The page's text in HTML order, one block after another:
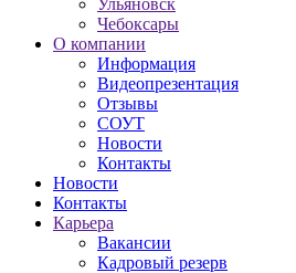
Ульяновск
Чебоксары
О компании
Информация
Видеопрезентация
Отзывы
СОУТ
Новости
Контакты
Новости
Контакты
Карьера
Вакансии
Кадровый резерв